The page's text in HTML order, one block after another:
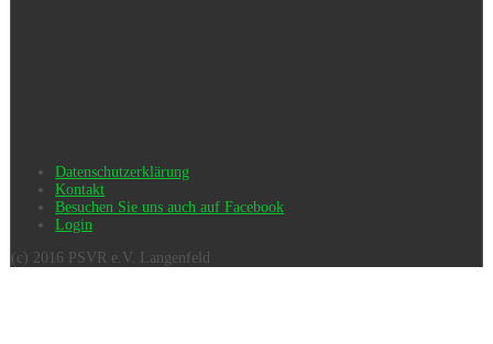
Datenschutzerklärung
Kontakt
Besuchen Sie uns auch auf Facebook
Login
(c) 2016 PSVR e.V. Langenfeld